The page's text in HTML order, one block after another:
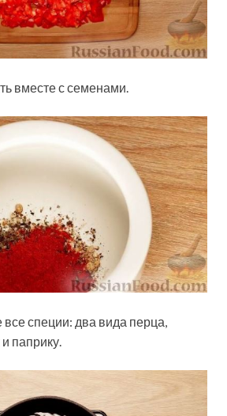
вместе с семенами.
все специи: два вида перца,
паприку.